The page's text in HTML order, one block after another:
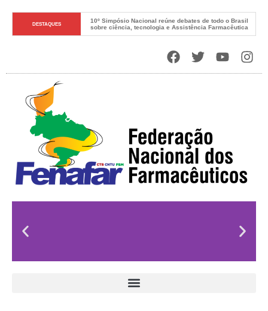
DESTAQUES
10º Simpósio Nacional reúne debates de todo o Brasil
sobre ciência, tecnologia e Assistência Farmacêutica